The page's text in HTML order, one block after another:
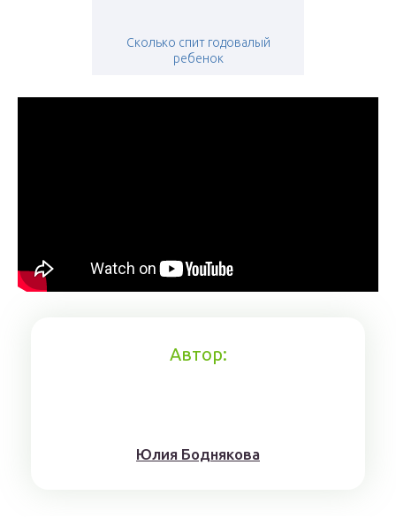
Сколько спит годовалый
ребенок
Автор:
Юлия Боднякова